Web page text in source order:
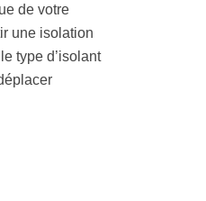
de votre
une isolation
type d’isolant